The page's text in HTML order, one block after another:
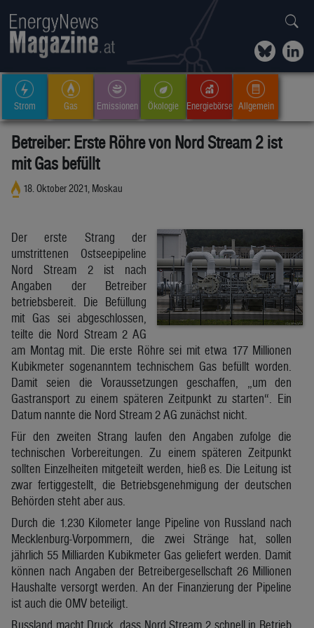
Strom Gas Emissionen Ökologie Energiebörse Allgemein
Betreiber: Erste Röhre von Nord Stream 2 ist
mit Gas befüllt
18. Oktober 2021, Moskau
Der erste Strang der
umstrittenen Ostseepipeline
Nord Stream 2 ist nach
Angaben der Betreiber
betriebsbereit. Die Befüllung
mit Gas sei abgeschlossen,
teilte die Nord Stream 2 AG
am Montag mit. Die erste Röhre sei mit etwa 177 Millionen
Kubikmeter sogenanntem technischem Gas befüllt worden.
Damit seien die Voraussetzungen geschaffen, „um den
Gastransport zu einem späteren Zeitpunkt zu starten“. Ein
Datum nannte die Nord Stream 2 AG zunächst nicht.
Für den zweiten Strang laufen den Angaben zufolge die
technischen Vorbereitungen. Zu einem späteren Zeitpunkt
sollten Einzelheiten mitgeteilt werden, hieß es. Die Leitung ist
zwar fertiggestellt, die Betriebsgenehmigung der deutschen
Behörden steht aber aus.
Durch die 1.230 Kilometer lange Pipeline von Russland nach
Mecklenburg-Vorpommern, die zwei Stränge hat, sollen
jährlich 55 Milliarden Kubikmeter Gas geliefert werden. Damit
können nach Angaben der Betreibergesellschaft 26 Millionen
Haushalte versorgt werden. An der Finanzierung der Pipeline
ist auch die OMV beteiligt.
Russland macht Druck, dass Nord Stream 2 schnell in Betrieb